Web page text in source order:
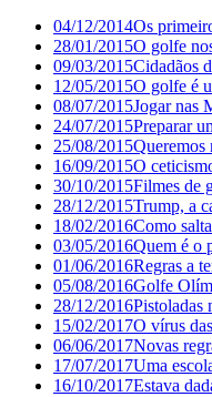
04/12/2014Os
28/01/2015O golfe
09/03/2015Cidadãos
12/05/2015O golfe é
08/07/2015Jogar nas
24/07/2015Preparar
25/08/2015Queremos
16/09/2015O
30/10/2015Filmes de
28/12/2015Trump, a
18/02/2016Como
03/05/2016Quem é o
01/06/2016Regras a
05/08/2016Golfe
28/12/2016Pistoladas
15/02/2017O vírus
06/06/2017Novas
17/07/2017Uma
16/10/2017Estava